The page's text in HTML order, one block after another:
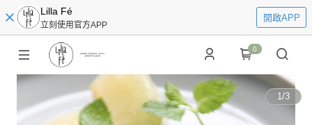
Lilla Fé
立刻使用官方APP
開啟APP
0
1/3